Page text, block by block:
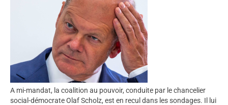
A mi-mandat, la coalition au pouvoir, conduite par le chancelier
social-démocrate Olaf Scholz, est en recul dans les sondages. Il lui